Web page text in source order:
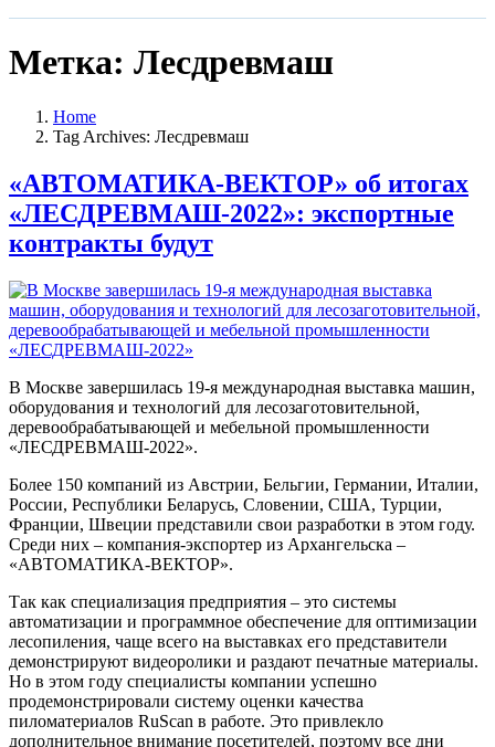
Метка: Лесдревмаш
Home
Tag Archives: Лесдревмаш
«АВТОМАТИКА-ВЕКТОР» об итогах
«ЛЕСДРЕВМАШ-2022»: экспортные
контракты будут
В Москве завершилась 19-я международная выставка машин,
оборудования и технологий для лесозаготовительной,
деревообрабатывающей и мебельной промышленности
«ЛЕСДРЕВМАШ-2022».
Более 150 компаний из Австрии, Бельгии, Германии, Италии,
России, Республики Беларусь, Словении, США, Турции,
Франции, Швеции представили свои разработки в этом году.
Среди них – компания-экспортер из Архангельска –
«АВТОМАТИКА-ВЕКТОР».
Так как специализация предприятия – это системы
автоматизации и программное обеспечение для оптимизации
лесопиления, чаще всего на выставках его представители
демонстрируют видеоролики и раздают печатные материалы.
Но в этом году специалисты компании успешно
продемонстрировали систему оценки качества
пиломатериалов RuScan в работе. Это привлекло
дополнительное внимание посетителей, поэтому все дни